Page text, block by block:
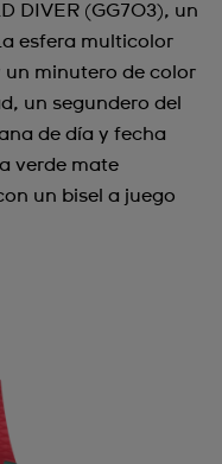
DIVER (GG703), un
esfera multicolor
minutero de color
un segundero del
de día y fecha
verde mate
un bisel a juego